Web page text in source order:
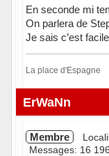
En seconde mi
On parlera de
Je sais c’est
La place d'Espagne
Hors ligne
ErWaNn
Membre
Messages: 16 196